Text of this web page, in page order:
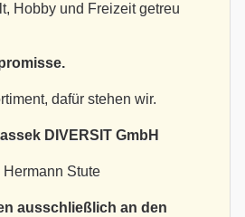
Hobby und Freizeit getreu
dafür stehen wir.
DIVERSIT GmbH
Stute
ausschließlich an den